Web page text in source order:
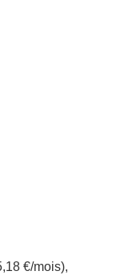
€/mois),